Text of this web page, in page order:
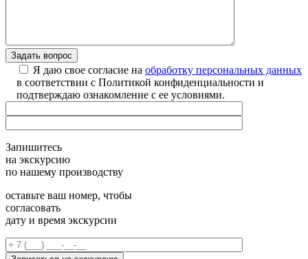
Я даю свое согласие на обработку персональных данных
в соответствии с Политикой конфиденциальности и
подтверждаю ознакомление с ее условиями.
Запишитесь
на экскурсию
по нашему производству
оставьте ваш номер, чтобы
согласовать
дату и время экскурсии